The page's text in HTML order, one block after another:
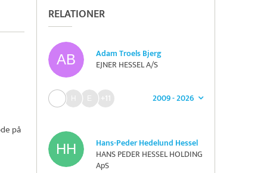
RELATIONER
Adam Troels Bjerg
EJNER HESSEL A/S
2009 - 2026
+11
Hans-Peder Hedelund Hessel
HANS PEDER HESSEL HOLDING
ApS
på